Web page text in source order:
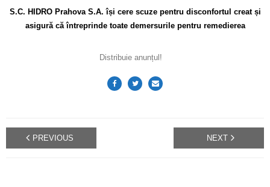
S.C. HIDRO Prahova S.A. își cere scuze pentru disconfortul creat și
asigură că întreprinde toate demersurile pentru remedierea
Distribuie anunțul!
PREVIOUS NEXT